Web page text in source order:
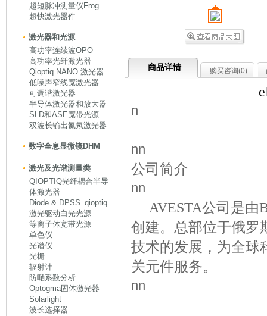
超短脉冲测量仪Frog
超快激光器件
激光器和光源
高功率连续波OPO
高功率光纤激光器
Qioptiq NANO 激光器
低噪声窄线宽激光器
可调谐激光器
半导体激光器和放大器
SLD和ASE宽带光源
双波长输出氦氖激光器
数字全息显微镜DHM
激光及光谱测量类
QIOPTIQ光纤耦合半导
体激光器
Diode & DPSS_qioptiq
激光驱动白光光源
等离子体宽带光源
单色仪
光谱仪
光栅
辐射计
防嗮系数分析
Optogma固体激光器
Solarlight
波长选择器
商品详情 购买咨询(0)
n
nn
公司简介
nn
AVESTA公司是由
创建。总部位于俄罗
技术的发展，为全球
关元件服务。
nn